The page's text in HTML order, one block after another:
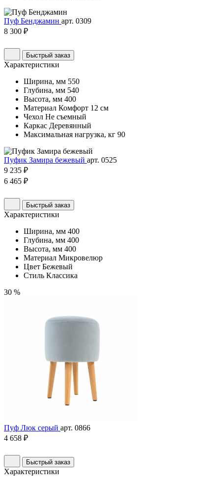
Пуф Бенджамин арт. 0309
8 300 ₽
Быстрый заказ
Характеристики
Ширина, мм 550
Глубина, мм 540
Высота, мм 400
Материал Комфорт 12 см
Чехол Не съемный
Каркас Деревянный
Максимальная нагрузка, кг 90
Пуфик Замира бежевый арт. 0525
9 235 ₽
6 465 ₽
Быстрый заказ
Характеристики
Ширина, мм 400
Глубина, мм 400
Высота, мм 400
Материал Микровелюр
Цвет Бежевый
Стиль Классика
30 %
Пуф Люк серый арт. 0866
4 658 ₽
Быстрый заказ
Характеристики